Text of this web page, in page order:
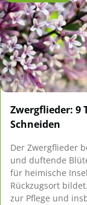
Zwergflieder: 9
Schneiden
Der Zwergflieder
und duftende
für heimische
Rückzugsort
zur Pflege und